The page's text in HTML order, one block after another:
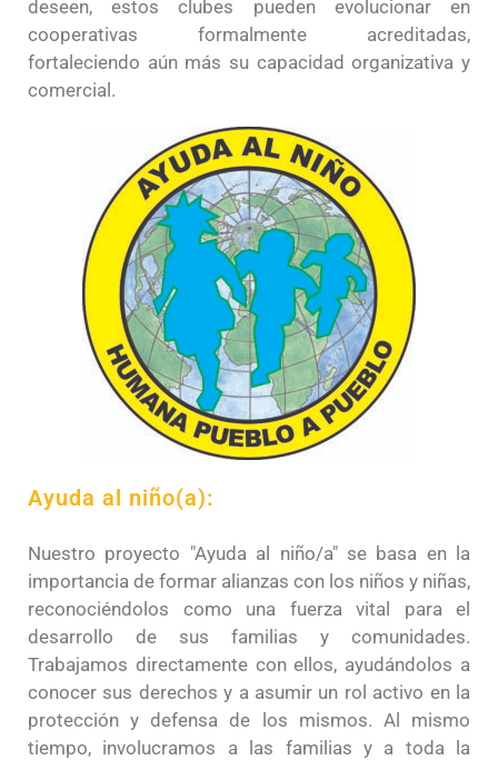
deseen, estos clubes pueden evolucionar en
cooperativas formalmente acreditadas,
fortaleciendo aún más su capacidad organizativa y
comercial.
Ayuda al niño(a):
Nuestro proyecto "Ayuda al niño/a" se basa en la
importancia de formar alianzas con los niños y niñas,
reconociéndolos como una fuerza vital para el
desarrollo de sus familias y comunidades.
Trabajamos directamente con ellos, ayudándolos a
conocer sus derechos y a asumir un rol activo en la
protección y defensa de los mismos. Al mismo
tiempo, involucramos a las familias y a toda la